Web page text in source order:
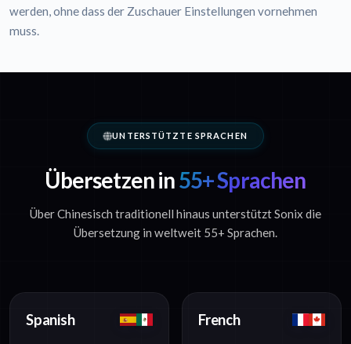
werden, ohne dass der Zuschauer Einstellungen vornehmen
muss.
UNTERSTÜTZTE SPRACHEN
Übersetzen in55+ Sprachen
Über Chinesisch traditionell hinaus unterstützt Sonix die
Übersetzung in weltweit 55+ Sprachen.
Spanish French